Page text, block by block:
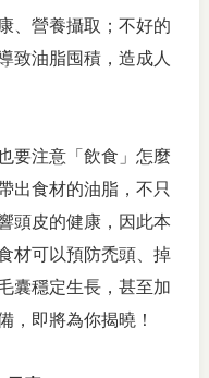
、營養攝取；不好的
致油脂囤積，造成人
要注意「飲食」怎麼
出食材的油脂，不只
頭皮的健康，因此本
材可以預防禿頭、掉
囊穩定生長，甚至加
，即將為你揭曉！